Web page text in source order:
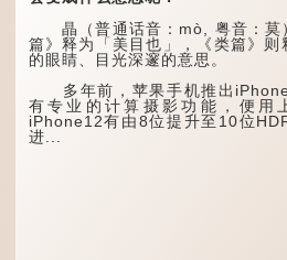
宙等，形容政治清明，天下
太平！
“天空朤朤，任鸟儿高
飞。”也是指天清气明，鸟
儿可高飞。
“朤朤脆脆”就是形容办
事爽快干脆。我...
行
屈
瞐（普通话音：mò, 粤音：莫
篇》释为「美目也」，《类篇》
的眼睛、目光深邃的意思。
多年前，苹果手机推出
有专业的计算摄影功能，便用
iPhone12有由8位提升至10位
进...